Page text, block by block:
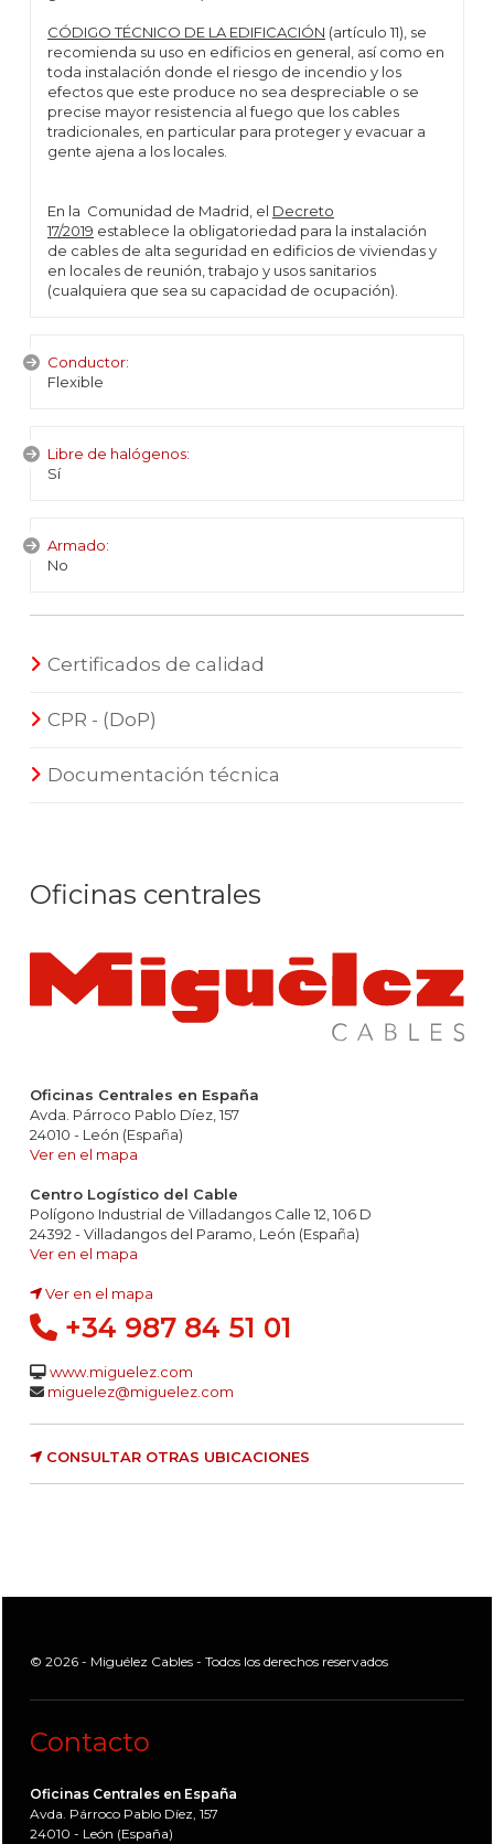
CÓDIGO TÉCNICO DE LA EDIFICACIÓN (artículo 11), se
recomienda su uso en edificios en general, así como en
toda instalación donde el riesgo de incendio y los
efectos que este produce no sea despreciable o se
precise mayor resistencia al fuego que los cables
tradicionales, en particular para proteger y evacuar a
gente ajena a los locales.
En la Comunidad de Madrid, el Decreto
17/2019 establece la obligatoriedad para la instalación
de cables de alta seguridad en edificios de viviendas y
en locales de reunión, trabajo y usos sanitarios
(cualquiera que sea su capacidad de ocupación).
Conductor:
Flexible
Libre de halógenos:
Sí
Armado:
No
Certificados de calidad
CPR - (DoP)
Documentación técnica
Oficinas centrales
Oficinas Centrales en España
Avda. Párroco Pablo Díez, 157
24010 - León (España)
Ver en el mapa
Centro Logístico del Cable
Polígono Industrial de Villadangos Calle 12, 106 D
24392 - Villadangos del Paramo, León (España)
Ver en el mapa
Ver en el mapa
+34 987 84 51 01
www.miguelez.com
miguelez@miguelez.com
CONSULTAR OTRAS UBICACIONES
© 2026 - Miguélez Cables - Todos los derechos reservados
Contacto
Oficinas Centrales en España
Avda. Párroco Pablo Díez, 157
24010 - León (España)